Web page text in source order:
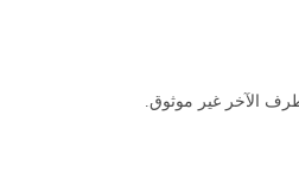
الآخر غير موثوق.